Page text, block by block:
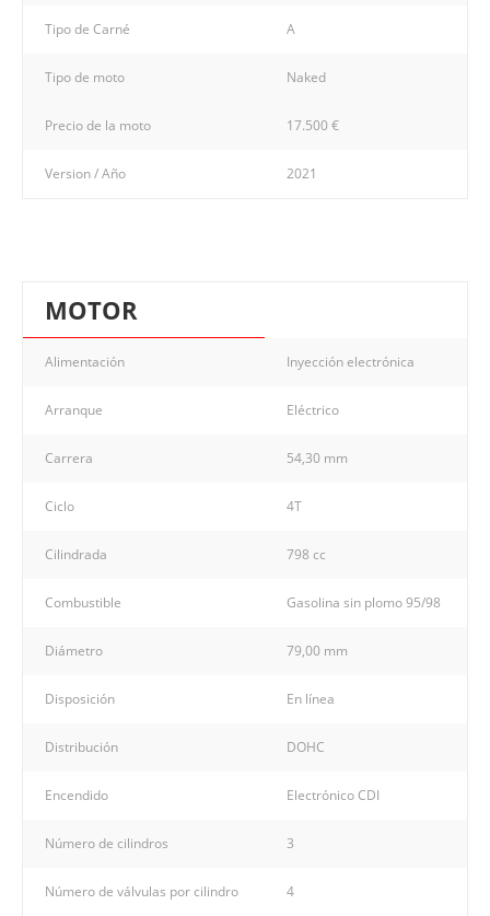
Tipo de Carné A
Tipo de moto Naked
Precio de la moto 17.500 €
Version / Año 2021
MOTOR
Alimentación Inyección electrónica
Arranque Eléctrico
Carrera 54,30 mm
Ciclo 4T
Cilindrada 798 cc
Combustible Gasolina sin plomo 95/98
Diámetro 79,00 mm
Disposición En línea
Distribución DOHC
Encendido Electrónico CDI
Número de cilindros 3
Número de válvulas por cilindro 4